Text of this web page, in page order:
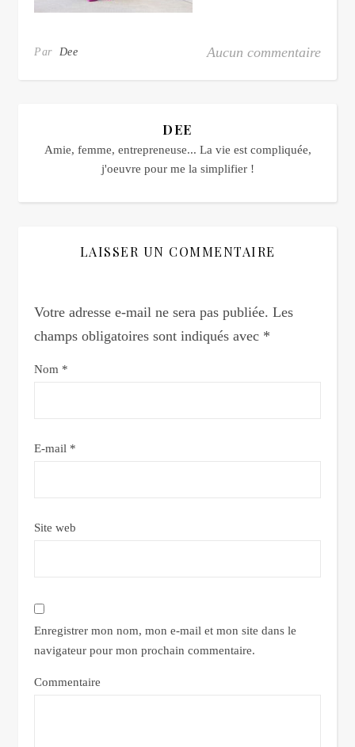
Par Dee Aucun commentaire
DEE
Amie, femme, entrepreneuse... La vie est compliquée,
j'oeuvre pour me la simplifier !
LAISSER UN COMMENTAIRE
Votre adresse e-mail ne sera pas publiée. Les
champs obligatoires sont indiqués avec *
Nom *
E-mail *
Site web
Enregistrer mon nom, mon e-mail et mon site dans le
navigateur pour mon prochain commentaire.
Commentaire